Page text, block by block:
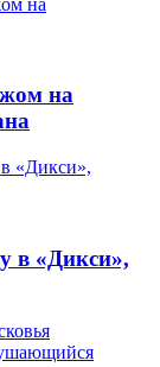
на
в «Дикси»,